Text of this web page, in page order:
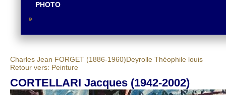
PHOTO
Charles Jean FORGET (1886-1960)Deyrolle Théophile louis
Retour vers: Peinture
CORTELLARI Jacques (1942-2002)